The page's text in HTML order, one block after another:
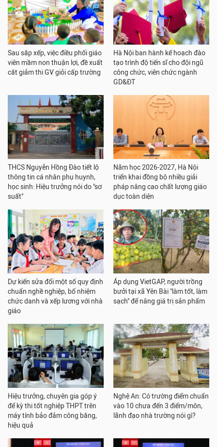
Sau sắp xếp, việc điều phối giáo
viên mầm non thuận lợi, đề xuất
cắt giảm thi GV giỏi cấp trường
Hà Nội ban hành kế hoạch đào
tạo trình độ tiến sĩ cho đội ngũ
công chức, viên chức ngành
GD&ĐT
THCS Nguyễn Hồng Đào tiết lộ
thông tin cá nhân phụ huynh,
học sinh: Hiệu trưởng nói do "sơ
suất"
Năm học 2026-2027, Hà Nội
triển khai đồng bộ nhiều giải
pháp nâng cao chất lượng giáo
dục toàn diện
Dự kiến sửa đổi một số quy định
chuẩn nghề nghiệp, bổ nhiệm
chức danh và xếp lương với nhà
giáo
Áp dụng VietGAP, người trồng
bưởi tại xã Yên Bài "làm tốt, làm
sạch" để nâng giá trị sản phẩm
Hiệu trưởng, chuyên gia góp ý
để kỳ thi tốt nghiệp THPT trên
máy tính bảo đảm công bằng,
hiệu quả
Nghệ An: Có trường điểm chuẩn
vào 10 chưa đến 3 điểm/môn,
lãnh đạo nhà trường nói gì?